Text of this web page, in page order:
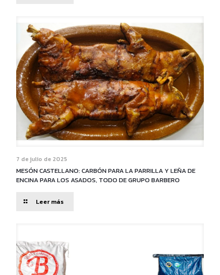
7 de julio de 2025
MESÓN CASTELLANO: CARBÓN PARA LA PARRILLA Y LEÑA DE
ENCINA PARA LOS ASADOS, TODO DE GRUPO BARBERO
Leer más